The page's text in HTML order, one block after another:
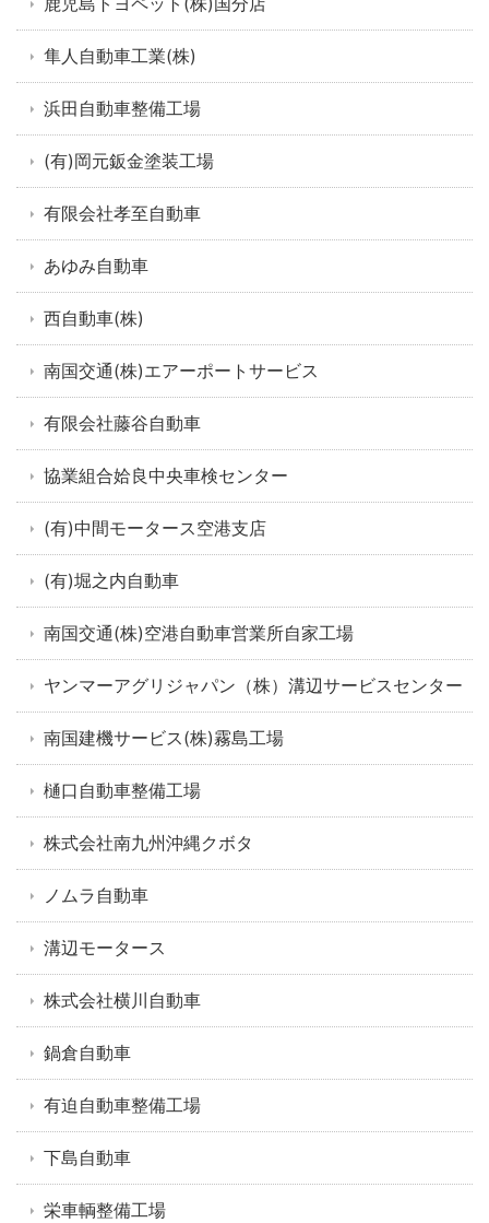
隼人自動車工業(株)
浜田自動車整備工場
(有)岡元鈑金塗装工場
有限会社孝至自動車
あゆみ自動車
西自動車(株)
南国交通(株)エアーポートサービス
有限会社藤谷自動車
協業組合姶良中央車検センター
(有)中間モータース空港支店
(有)堀之内自動車
南国交通(株)空港自動車営業所自家工場
ヤンマーアグリジャパン（株）溝辺サービスセンター
南国建機サービス(株)霧島工場
樋口自動車整備工場
株式会社南九州沖縄クボタ
ノムラ自動車
溝辺モータース
株式会社横川自動車
鍋倉自動車
有迫自動車整備工場
下島自動車
栄車輌整備工場